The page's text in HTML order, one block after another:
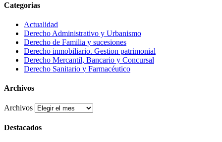
Categorias
Actualidad
Derecho Administrativo y Urbanismo
Derecho de Familia y sucesiones
Derecho inmobiliario. Gestion patrimonial
Derecho Mercantil, Bancario y Concursal
Derecho Sanitario y Farmacéutico
Archivos
Archivos
Destacados